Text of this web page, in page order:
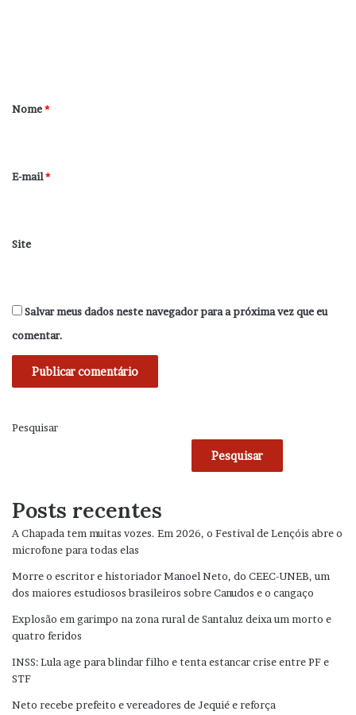
r
*
Nome*
E-mail*
Site
Salvar meus dados neste navegador para a próxima vez que eu
comentar.
Pesquisar
Pesquisar
Posts recentes
A Chapada tem muitas vozes. Em 2026, o Festival de Lençóis abre o
microfone para todas elas
Morre o escritor e historiador Manoel Neto, do CEEC-UNEB, um
dos maiores estudiosos brasileiros sobre Canudos e o cangaço
Explosão em garimpo na zona rural de Santaluz deixa um morto e
quatro feridos
INSS: Lula age para blindar filho e tenta estancar crise entre PF e
STF
Neto recebe prefeito e vereadores de Jequié e reforça